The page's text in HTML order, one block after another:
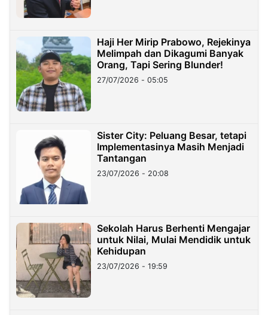
Haji Her Mirip Prabowo, Rejekinya
Melimpah dan Dikagumi Banyak
Orang, Tapi Sering Blunder!
27/07/2026 - 05:05
Sister City: Peluang Besar, tetapi
Implementasinya Masih Menjadi
Tantangan
23/07/2026 - 20:08
Sekolah Harus Berhenti Mengajar
untuk Nilai, Mulai Mendidik untuk
Kehidupan
23/07/2026 - 19:59